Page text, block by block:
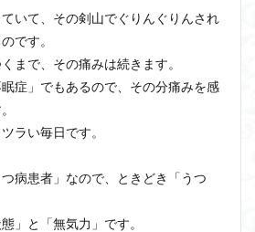
いて、その剣山でぐりんぐりんされ
です。
まで、その痛みは続きます。
症」でもあるので、その分痛みを感
ラい毎日です。
病患者」なので、ときどき「うつ
」と「無気力」です。